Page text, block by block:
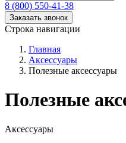
8 (800) 550-41-38
Заказать звонок
Строка навигации
Главная
Аксессуары
Полезные аксессуары
Полезные
Аксессуары